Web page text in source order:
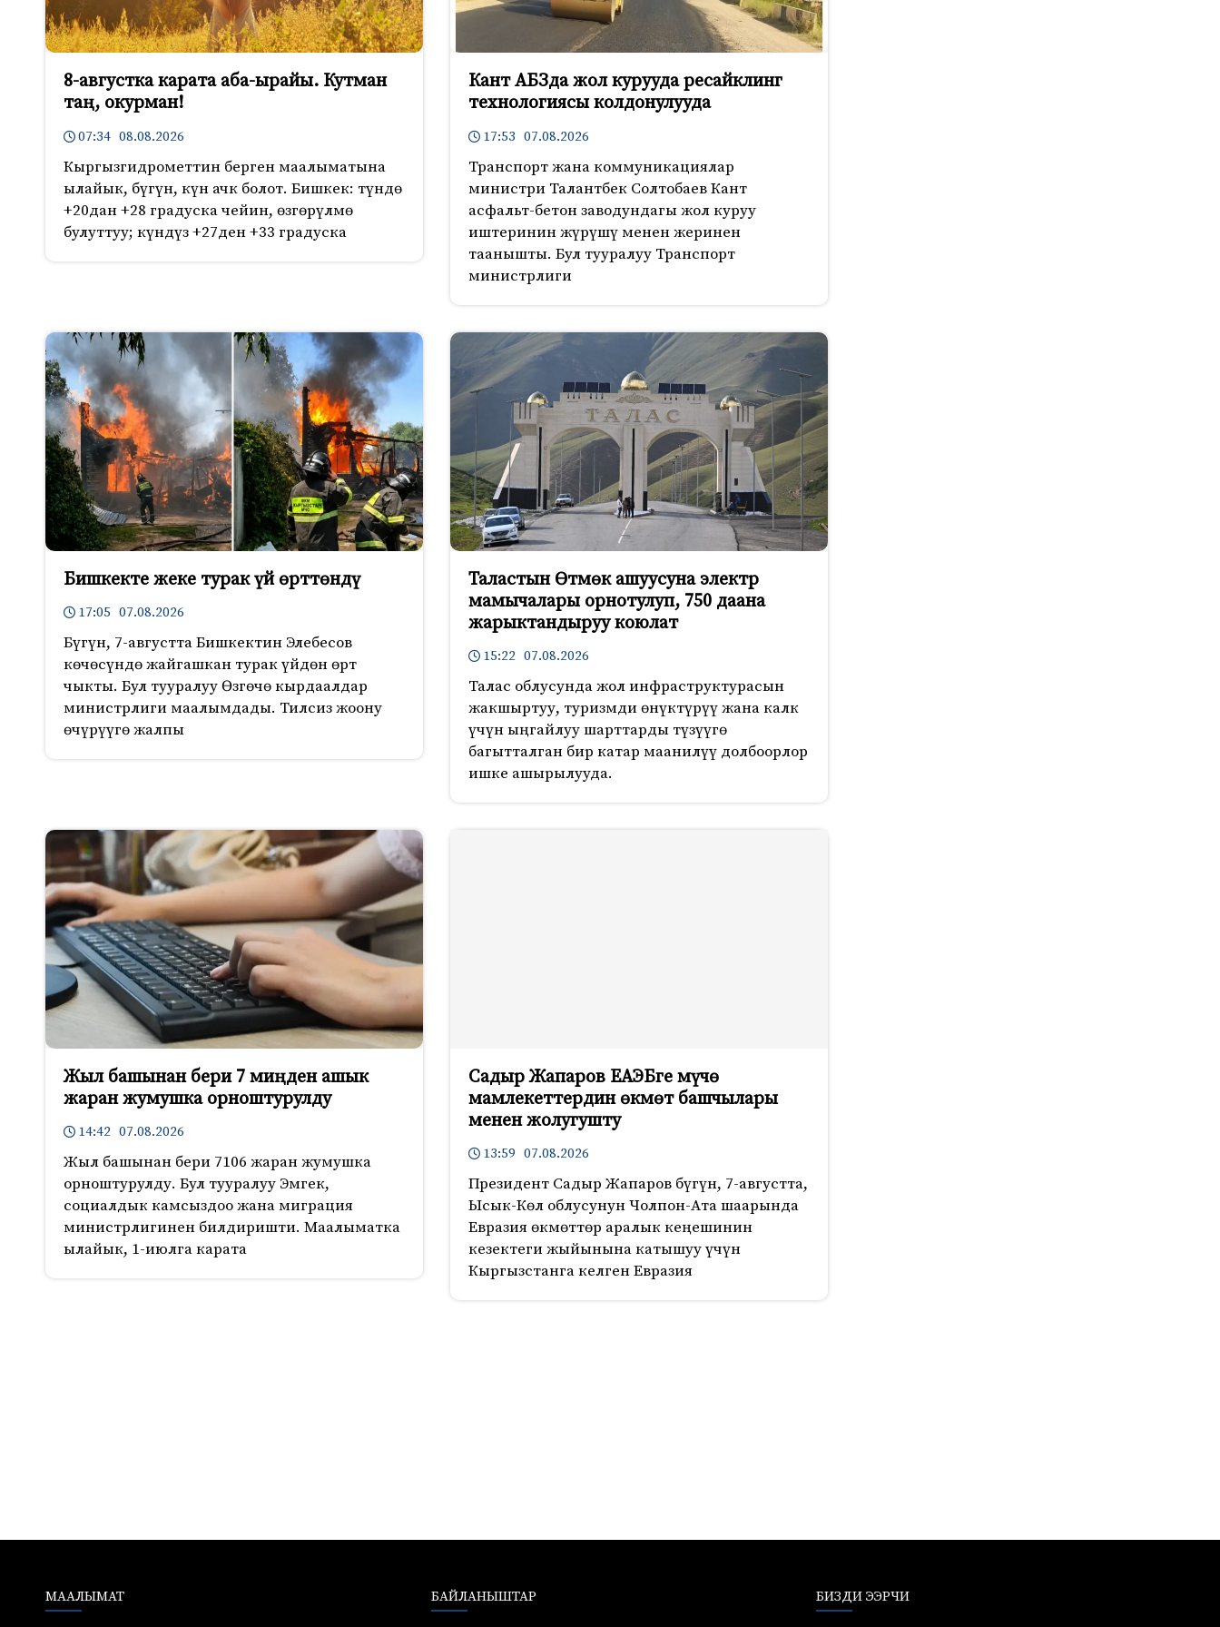
8-августка карата аба-ырайы. Кутман
таң, окурман!
07:34 08.08.2026
Кыргызгидрометтин берген маалыматына
ылайык, бүгүн, күн ачк болот. Бишкек: түндө
+20дан +28 градуска чейин, өзгөрүлмө
булуттуу; күндүз +27ден +33 градуска
Кант АБЗда жол курууда ресайклинг
технологиясы колдонулууда
17:53 07.08.2026
Транспорт жана коммуникациялар
министри Талантбек Солтобаев Кант
асфальт-бетон заводундагы жол куруу
иштеринин жүрүшү менен жеринен
таанышты. Бул тууралуу Транспорт
министрлиги
Бишкекте жеке турак үй өрттөндү
17:05 07.08.2026
Бүгүн, 7-августта Бишкектин Элебесов
көчөсүндө жайгашкан турак үйдөн өрт
чыкты. Бул тууралуу Өзгөчө кырдаалдар
министрлиги маалымдады. Тилсиз жоону
өчүрүүгө жалпы
Таластын Өтмөк ашуусуна электр
мамычалары орнотулуп, 750 даана
жарыктандыруу коюлат
15:22 07.08.2026
Талас облусунда жол инфраструктурасын
жакшыртуу, туризмди өнүктүрүү жана калк
үчүн ыңгайлуу шарттарды түзүүгө
багытталган бир катар маанилүү долбоорлор
ишке ашырылууда.
Жыл башынан бери 7 миңден ашык
жаран жумушка орноштурулду
14:42 07.08.2026
Жыл башынан бери 7106 жаран жумушка
орноштурулду. Бул тууралуу Эмгек,
социалдык камсыздоо жана миграция
министрлигинен билдиришти. Маалыматка
ылайык, 1-июлга карата
Садыр Жапаров ЕАЭБге мүчө
мамлекеттердин өкмөт башчылары
менен жолугушту
13:59 07.08.2026
Президент Садыр Жапаров бүгүн, 7-августта,
Ысык-Көл облусунун Чолпон-Ата шаарында
Евразия өкмөттөр аралык кеңешинин
кезектеги жыйынына катышуу үчүн
Кыргызстанга келген Евразия
МААЛЫМАТ БАЙЛАНЫШТАР БИЗДИ ЭЭРЧИ